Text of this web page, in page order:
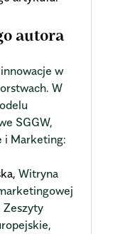
autora
w
W
SGGW,
i Marketing:
Witryna
Zeszyty